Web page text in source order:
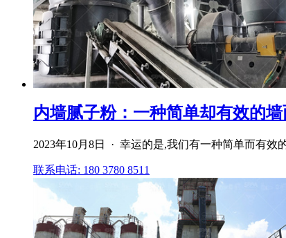
内墙腻子粉：一种简单却有效的
2023年10月8日 · 幸运的是,我们有一种简单而有效
联系电话: 180 3780 8511